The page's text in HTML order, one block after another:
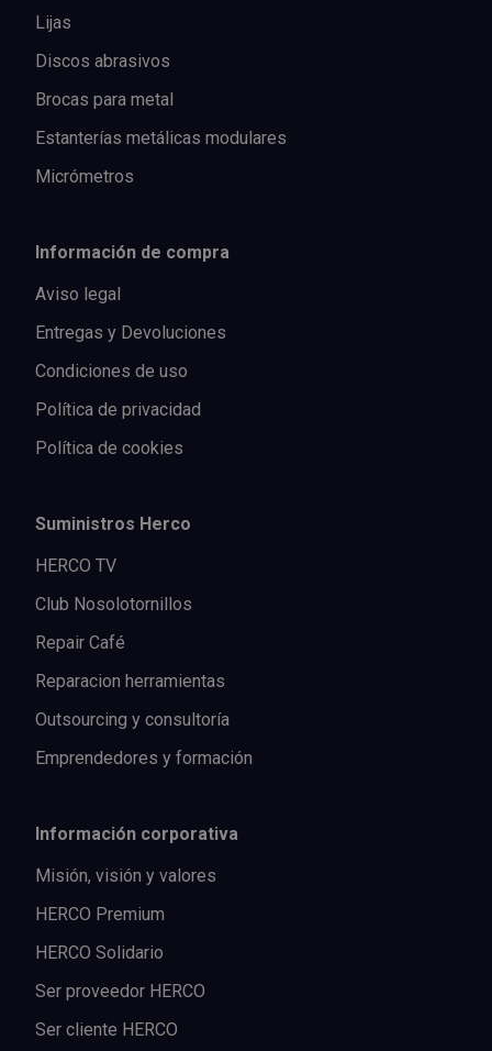
Lijas
Discos abrasivos
Brocas para metal
Estanterías metálicas modulares
Micrómetros
Información de compra
Aviso legal
Entregas y Devoluciones
Condiciones de uso
Política de privacidad
Política de cookies
Suministros Herco
HERCO TV
Club Nosolotornillos
Repair Café
Reparacion herramientas
Outsourcing y consultoría
Emprendedores y formación
Información corporativa
Misión, visión y valores
HERCO Premium
HERCO Solidario
Ser proveedor HERCO
Ser cliente HERCO